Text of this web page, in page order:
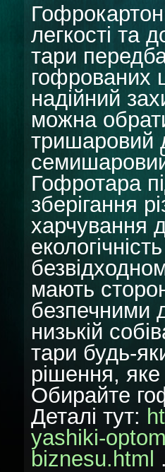
легкості та
тари
гофрованих
надійний
можна
тришаровий
Гофротара
зберігання
харчування
мають
безпечними
низькій
тари будь-
рішення,
Обирайте
Деталі тут:
yashiki-
biznesu.html